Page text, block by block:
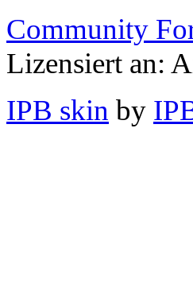
Community
Lizensiert an:
IPB skin by